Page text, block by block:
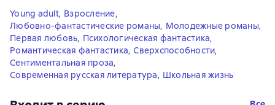
Young adult, Взросление,
Любовно-фантастические романы, Молодежные романы,
Первая любовь, Психологическая фантастика,
Романтическая фантастика, Сверхспособности,
Сентиментальная проза,
Современная русская литература, Школьная жизнь